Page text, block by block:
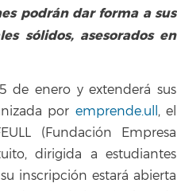
podrán dar forma a sus
sólidos, asesorados en
de enero y extenderá sus
por emprende.ull, el
(Fundación Empresa
dirigida a estudiantes
inscripción estará abierta